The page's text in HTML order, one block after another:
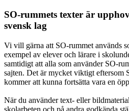
SO-rummets texter är
svensk lag
Vi vill gärna att SO-rummet används
exempel av elever och lärare i
samtidigt att alla som använder SO-
sajten. Det är mycket viktigt eftersom
kommer att kunna fortsätta vara en
När du använder text- eller
skolarbeten och på andra godkända